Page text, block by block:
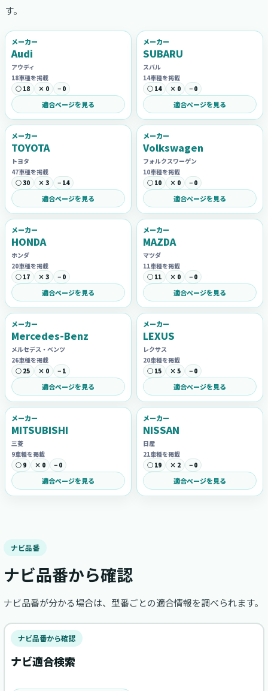
す。
メーカー
Audi
アウディ
18車種を掲載
○ 18
× 0 − 0
適合ページを見る
メーカー
SUBARU
スバル
14車種を掲載
○ 14
× 0 − 0
適合ページを見る
メーカー
TOYOTA
トヨタ
47車種を掲載
○ 30
× 3 − 14
適合ページを見る
メーカー
Volkswagen
フォルクスワーゲン
10車種を掲載
○ 10
× 0 − 0
適合ページを見る
メーカー
HONDA
ホンダ
20車種を掲載
○ 17
× 3 − 0
適合ページを見る
メーカー
MAZDA
マツダ
11車種を掲載
○ 11
× 0 − 0
適合ページを見る
メーカー
Mercedes-Benz
メルセデス・ベンツ
26車種を掲載
○ 25
× 0 − 1
適合ページを見る
メーカー
LEXUS
レクサス
20車種を掲載
○ 15
× 5 − 0
適合ページを見る
メーカー
MITSUBISHI
三菱
9車種を掲載
○ 9
× 0 − 0
適合ページを見る
メーカー
NISSAN
日産
21車種を掲載
○ 19
× 2 − 0
適合ページを見る
ナビ品番
ナビ品番から確認
ナビ品番が分かる場合は、型番ごとの適合情報を調べられます。
ナビ品番から確認
ナビ適合検索